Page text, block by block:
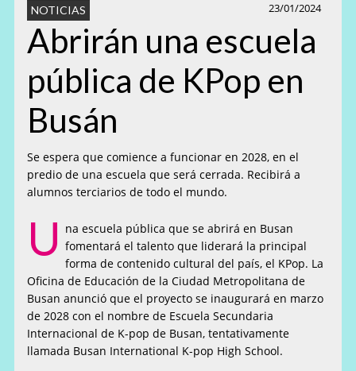
23/01/2024
NOTICIAS
Abrirán una escuela
pública de KPop en
Busán
Se espera que comience a funcionar en 2028, en el
predio de una escuela que será cerrada. Recibirá a
alumnos terciarios de todo el mundo.
U na escuela pública que se abrirá en Busan
fomentará el talento que liderará la principal
forma de contenido cultural del país, el KPop. La
Oficina de Educación de la Ciudad Metropolitana de
Busan anunció que el proyecto se inaugurará en marzo
de 2028 con el nombre de Escuela Secundaria
Internacional de K-pop de Busan, tentativamente
llamada Busan International K-pop High School.